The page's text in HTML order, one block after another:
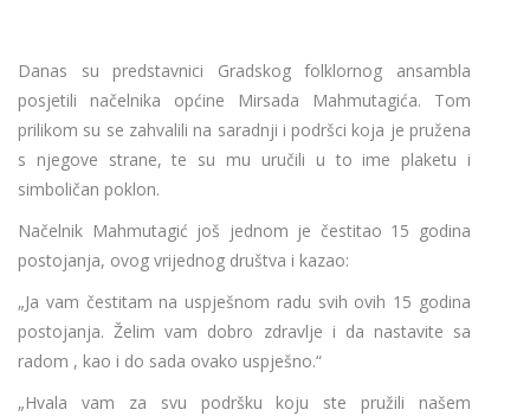
Danas su predstavnici Gradskog folklornog ansambla
posjetili načelnika općine Mirsada Mahmutagića. Tom
prilikom su se zahvalili na saradnji i podršci koja je pružena
s njegove strane, te su mu uručili u to ime plaketu i
simboličan poklon.
Načelnik Mahmutagić još jednom je čestitao 15 godina
postojanja, ovog vrijednog društva i kazao:
„Ja vam čestitam na uspješnom radu svih ovih 15 godina
postojanja. Želim vam dobro zdravlje i da nastavite sa
radom , kao i do sada ovako uspješno.“
„Hvala vam za svu podršku koju ste pružili našem